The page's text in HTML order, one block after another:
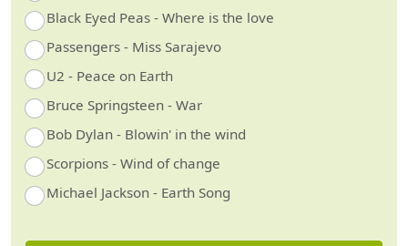
Black Eyed Peas - Where is the love
Passengers - Miss Sarajevo
U2 - Peace on Earth
Bruce Springsteen - War
Bob Dylan - Blowin' in the wind
Scorpions - Wind of change
Michael Jackson - Earth Song